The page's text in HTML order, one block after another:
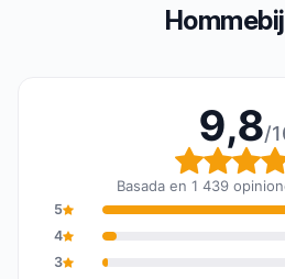
9,8/
Basada en 1 439
5
4
3